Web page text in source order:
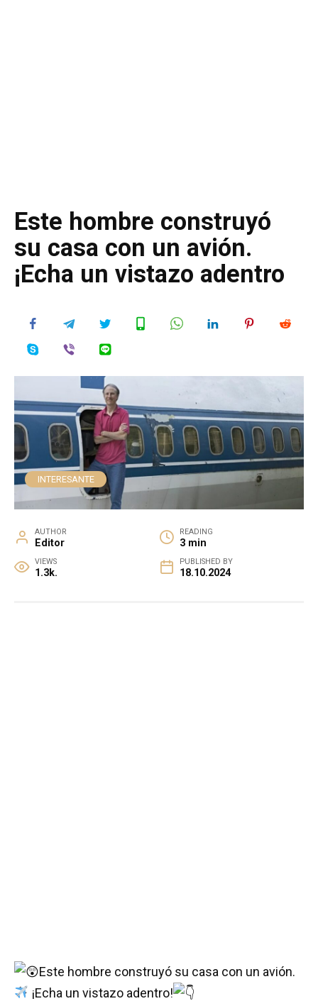
Este hombre construyó
su casa con un avión.
¡Echa un vistazo adentro
INTERESANTE
AUTHOR
Editor
READING
3 min
VIEWS
1.3k.
PUBLISHED BY
18.10.2024
Este hombre construyó su casa con un avión.
¡Echa un vistazo adentro!